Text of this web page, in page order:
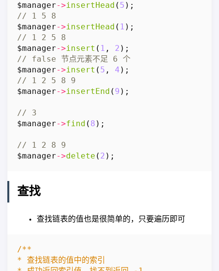
$manager->insertHead ( 5 );
$manager->insertHead ( 1 );
$manager->insert ( 1 , 2 );
$manager->insert ( 5 , 4 );
$manager->insertEnd ( 9 );
$manager->find ( 8 );
$manager->delete ( 2 );
查找
查找链表的值也是很简单的，只要遍历即可